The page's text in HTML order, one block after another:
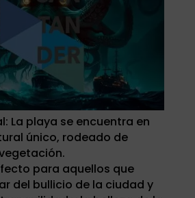
La playa se encuentra en
único, rodeado de
para aquellos que
del bullicio de la ciudad y